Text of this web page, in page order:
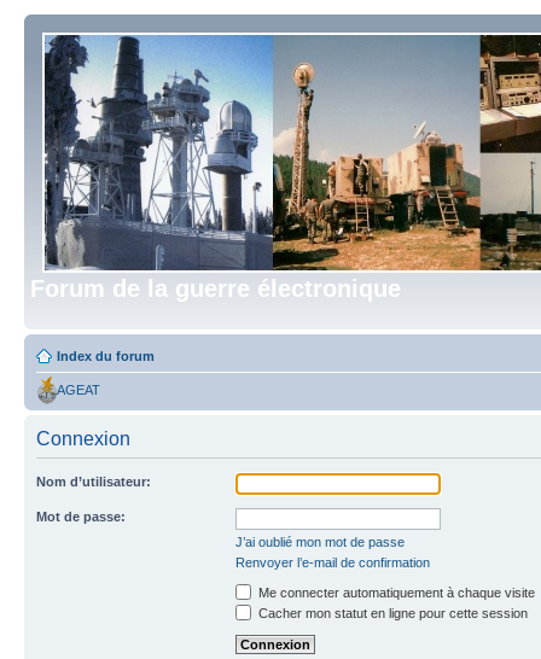
Forum de la guerre électronique
Index du forum
AGEAT
Connexion
Nom d’utilisateur:
Mot de passe:
J’ai oublié mon mot de passe
Renvoyer l’e-mail de confirmation
Me connecter automatiquement à chaque visite
Cacher mon statut en ligne pour cette session